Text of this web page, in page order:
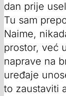
dan prije
Tu sam
Naime,
prostor, već
naprave na
uređaje
to zaustaviti